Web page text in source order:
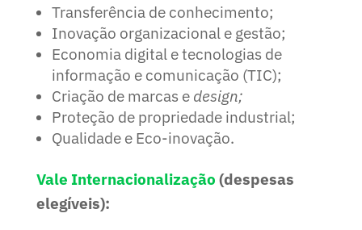
Transferência de conhecimento;
Inovação organizacional e gestão;
Economia digital e tecnologias de
informação e comunicação (TIC);
Criação de marcas edesign;
Proteção de propriedade industrial;
Qualidade e Eco-inovação.
Vale Internacionalização (despesas
elegíveis):